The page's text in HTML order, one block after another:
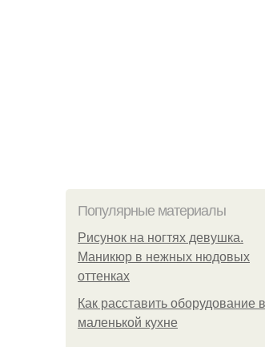
Популярные материалы
Рисунок на ногтях девушка.
Маникюр в нежных нюдовых
оттенках
Как расставить оборудование в
маленькой кухне